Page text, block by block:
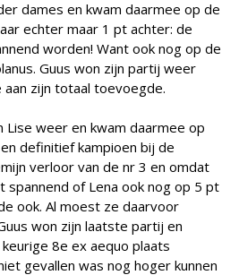
dames en kwam daarmee op de
echter maar 1 pt achter: de
worden! Want ook nog op de
Guus won zijn partij weer
zijn totaal toevoegde.
weer en kwam daarmee op
definitief kampioen bij de
verloor van de nr 3 en omdat
spannend of Lena ook nog op 5 pt
ook. Al moest ze daarvoor
won zijn laatste partij en
8e ex aequo plaats
gevallen was nog hoger kunnen